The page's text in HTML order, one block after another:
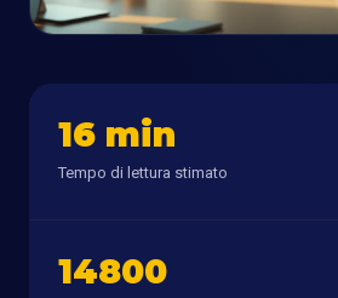
16 min
Tempo di lettura stimato
14800